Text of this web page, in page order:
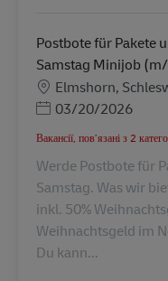
Postbote für Pakete
Samstag Minijob
Місцезнаходження
Elmshorn,
Posted Date
03/20/2026
Вакансії, пов’язані з 2
Werde Postbote für
Samstag. Was wir
inkl. 50%
Weihnachtsgeld im
Du kann...